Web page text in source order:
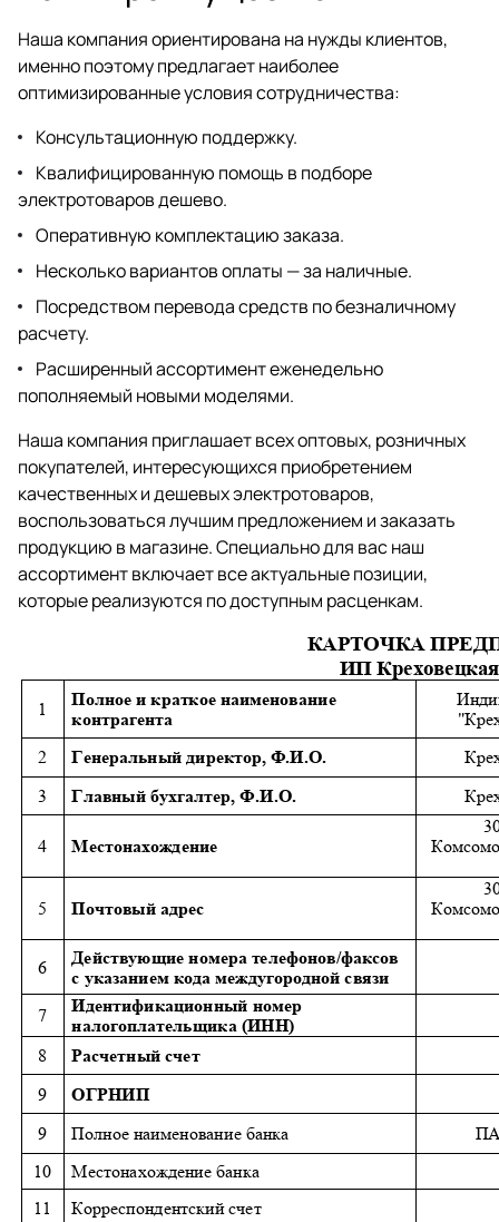
Наша компания ориентирована на нужды клиентов,
именно поэтому предлагает наиболее
оптимизированные условия сотрудничества:
Консультационную поддержку.
Квалифицированную помощь в подборе
электротоваров дешево.
Оперативную комплектацию заказа.
Несколько вариантов оплаты — за наличные.
Посредством перевода средств по безналичному
расчету.
Расширенный ассортимент еженедельно
пополняемый новыми моделями.
Наша компания приглашает всех оптовых, розничных
покупателей, интересующихся приобретением
качественных и дешевых электротоваров,
воспользоваться лучшим предложением и заказать
продукцию в магазине. Специально для вас наш
ассортимент включает все актуальные позиции,
которые реализуются по доступным расценкам.